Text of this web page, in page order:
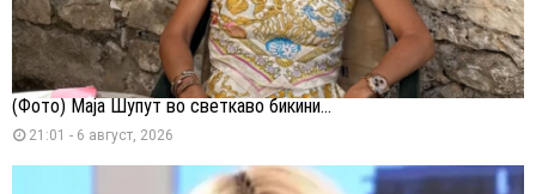
(Фото) Маја Шупут во светкаво бикини...
21:01 - 6 август, 2026